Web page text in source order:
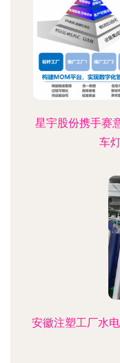
星宇股份携手赛
车
安徽注塑工厂水